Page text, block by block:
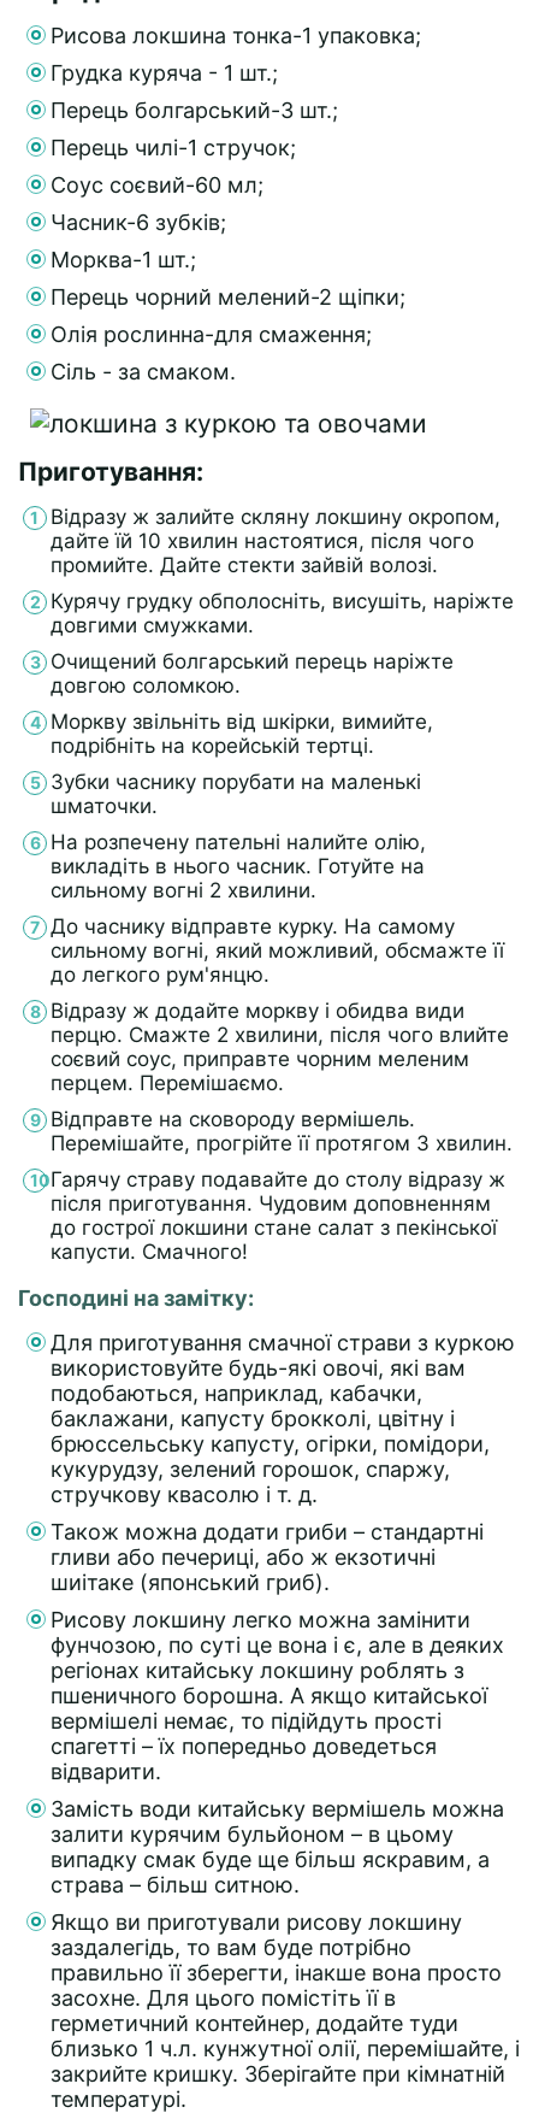
Рисова локшина тонка-1 упаковка;
Грудка куряча - 1 шт.;
Перець болгарський-3 шт.;
Перець чилі-1 стручок;
Соус соєвий-60 мл;
Часник-6 зубків;
Морква-1 шт.;
Перець чорний мелений-2 щіпки;
Олія рослинна-для смаження;
Сіль - за смаком.
Приготування:
Відразу ж залийте скляну локшину окропом,
дайте їй 10 хвилин настоятися, після чого
промийте. Дайте стекти зайвій волозі.
Курячу грудку обполосніть, висушіть, наріжте
довгими смужками.
Очищений болгарський перець наріжте
довгою соломкою.
Моркву звільніть від шкірки, вимийте,
подрібніть на корейській тертці.
Зубки часнику порубати на маленькі
шматочки.
На розпечену пательні налийте олію,
викладіть в нього часник. Готуйте на
сильному вогні 2 хвилини.
До часнику відправте курку. На самому
сильному вогні, який можливий, обсмажте її
до легкого рум'янцю.
Відразу ж додайте моркву і обидва види
перцю. Смажте 2 хвилини, після чого влийте
соєвий соус, приправте чорним меленим
перцем. Перемішаємо.
Відправте на сковороду вермішель.
Перемішайте, прогрійте її протягом 3 хвилин.
Гарячу страву подавайте до столу відразу ж
після приготування. Чудовим доповненням
до гострої локшини стане салат з пекінської
капусти. Смачного!
Господині на замітку:
Для приготування смачної страви з куркою
використовуйте будь-які овочі, які вам
подобаються, наприклад, кабачки,
баклажани, капусту брокколі, цвітну і
брюссельську капусту, огірки, помідори,
кукурудзу, зелений горошок, спаржу,
стручкову квасолю і т. д.
Також можна додати гриби – стандартні
гливи або печериці, або ж екзотичні
шиітаке (японський гриб).
Рисову локшину легко можна замінити
фунчозою, по суті це вона і є, але в деяких
регіонах китайську локшину роблять з
пшеничного борошна. А якщо китайської
вермішелі немає, то підійдуть прості
спагетті – їх попередньо доведеться
відварити.
Замість води китайську вермішель можна
залити курячим бульйоном – в цьому
випадку смак буде ще більш яскравим, а
страва – більш ситною.
Якщо ви приготували рисову локшину
заздалегідь, то вам буде потрібно
правильно її зберегти, інакше вона просто
засохне. Для цього помістіть її в
герметичний контейнер, додайте туди
близько 1 ч.л. кунжутної олії, перемішайте, і
закрийте кришку. Зберігайте при кімнатній
температурі.